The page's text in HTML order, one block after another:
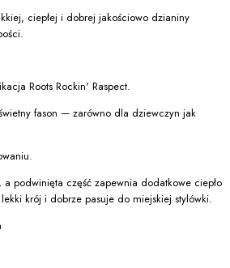
ciepłej i dobrej jakościowo dzianiny
Roots Rockin' Raspect.
fason — zarówno dla dziewczyn jak
podwinięta część zapewnia dodatkowe ciepło
krój i dobrze pasuje do miejskiej stylówki.